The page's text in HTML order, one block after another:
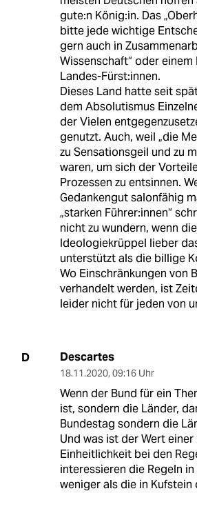
gute:n König:in. Das
bitte jede wichtige
gern auch in
Wissenschaft“ oder
Landes-Fürst:innen.
Dieses Land hatte seit
dem Absolutismus
der Vielen
genutzt. Auch, weil „die
zu Sensationsgeil und zu
waren, um sich der
Prozessen zu entsinnen.
Gedankengut salonfähig
„starken Führer:innen“
nicht zu wundern, wenn
Ideologiekrüppel lieber
unterstützt als die billige
Wo Einschränkungen von
verhandelt werden, ist
leider nicht für jeden von
D Descartes
18.11.2020, 09:16 Uhr
Wenn der Bund für ein
ist, sondern die Länder,
Bundestag sondern die
Und was ist der Wert
Einheitlichkeit bei den
interessieren die Regeln
weniger als die in Kufstein